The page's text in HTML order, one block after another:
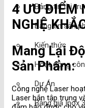
Bảng tin thị
Bảng tin sản
Kiến thức
Hoạt động
Dự Án
Bảng giá Inox
4 ƯU ĐIỂM
NGHỆ
Mang Lại
Sản Phẩm:
Công nghệ Laser
Laser bắn tập trung